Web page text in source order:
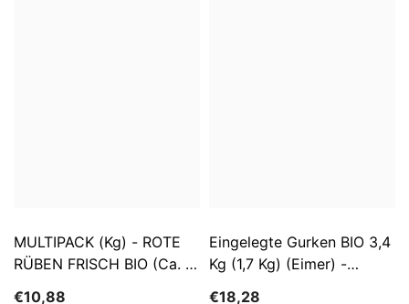
MULTIPACK (kg) - ROTE
RÜBEN FRISCH BIO (ca. 5
€10,88
Eingelegte Gurken BIO 3,4
Kg (1,7 Kg) (Eimer) -
€18,28